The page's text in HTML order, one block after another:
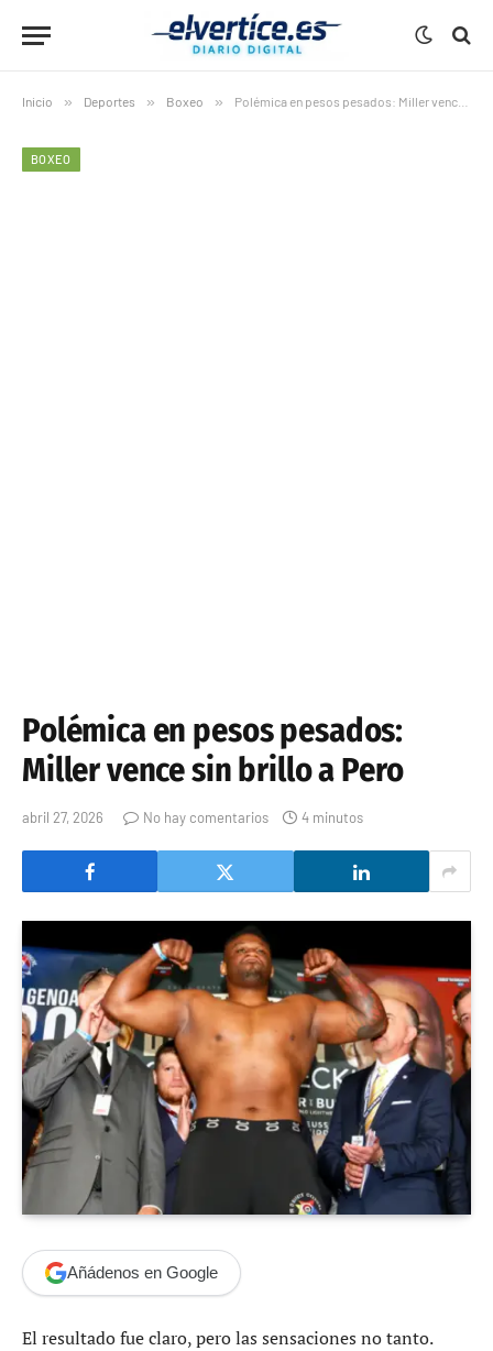
Inicio » Deportes » Boxeo » Polémica en pesos pesados: Miller vence sin brillo a Pero
BOXEO
Polémica en pesos pesados:
Miller vence sin brillo a Pero
abril 27, 2026 No hay comentarios 4 minutos
Añádenos en Google
El resultado fue claro, pero las sensaciones no tanto.